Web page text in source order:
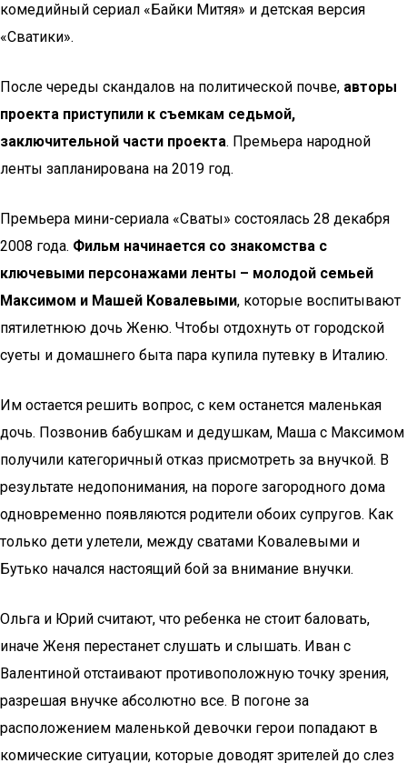
комедийный сериал «Байки Митяя» и детская версия
«Сватики».
После череды скандалов на политической почве, авторы
проекта приступили к съемкам седьмой,
заключительной части проекта. Премьера народной
ленты запланирована на 2019 год.
Премьера мини-сериала «Сваты» состоялась 28 декабря
2008 года. Фильм начинается со знакомства с
ключевыми персонажами ленты – молодой семьей
Максимом и Машей Ковалевыми, которые воспитывают
пятилетнюю дочь Женю. Чтобы отдохнуть от городской
суеты и домашнего быта пара купила путевку в Италию.
Им остается решить вопрос, с кем останется маленькая
дочь. Позвонив бабушкам и дедушкам, Маша с Максимом
получили категоричный отказ присмотреть за внучкой. В
результате недопонимания, на пороге загородного дома
одновременно появляются родители обоих супругов. Как
только дети улетели, между сватами Ковалевыми и
Бутько начался настоящий бой за внимание внучки.
Ольга и Юрий считают, что ребенка не стоит баловать,
иначе Женя перестанет слушать и слышать. Иван с
Валентиной отстаивают противоположную точку зрения,
разрешая внучке абсолютно все. В погоне за
расположением маленькой девочки герои попадают в
комические ситуации, которые доводят зрителей до слез